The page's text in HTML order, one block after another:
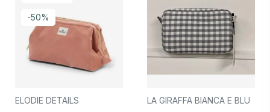
-50%
ELODIE DETAILS LA GIRAFFA BIANCA E BLU